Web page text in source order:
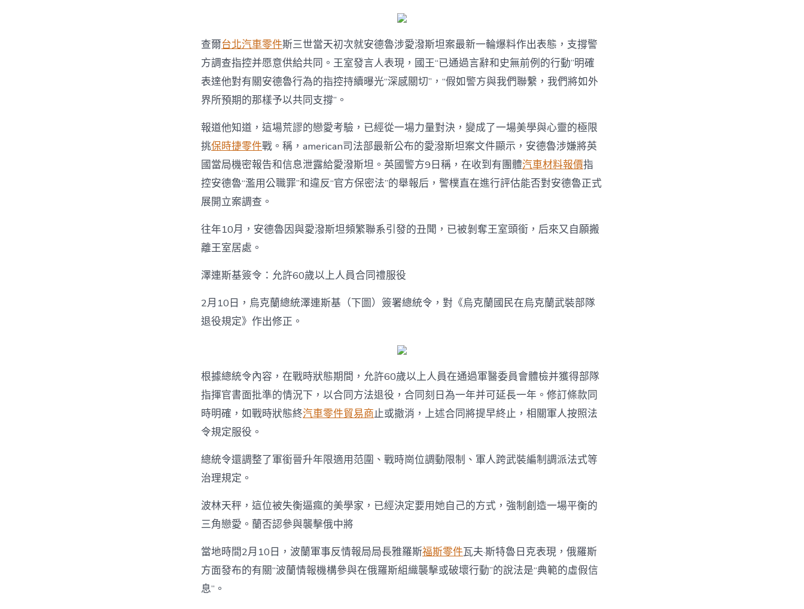
坦
案
公
開
表
態〉
中
查爾台北汽車零件斯三世當天初次就安德魯涉愛潑斯坦案最新一輪爆料作出表態，支撐警
方調查指控并愿意供給共同。王室發言人表現，國王“已通過言辭和史無前例的行動”明確
表達他對有關安德魯行為的指控持續曝光“深感關切”，“假如警方與我們聯繫，我們將如外
界所預期的那樣予以共同支撐”。
報道他知道，這場荒謬的戀愛考驗，已經從一場力量對決，變成了一場美學與心靈的極限
挑保時捷零件戰。稱，american司法部最新公布的愛潑斯坦案文件顯示，安德魯涉嫌將英
國當局機密報告和信息泄露給愛潑斯坦。英國警方9日稱，在收到有團體汽車材料報價指
控安德魯“濫用公職罪”和違反“官方保密法”的舉報后，警樸直在進行評估能否對安德魯正式
展開立案調查。
往年10月，安德魯因與愛潑斯坦頻繁聯系引發的丑聞，已被剝奪王室頭銜，后來又自願搬
離王室居處。
澤連斯基簽令：允許60歲以上人員合同禮服役
2月10日，烏克蘭總統澤連斯基（下圖）簽署總統令，對《烏克蘭國民在烏克蘭武裝部隊
退役規定》作出修正。
根據總統令內容，在戰時狀態期間，允許60歲以上人員在通過軍醫委員會體檢并獲得部隊
指揮官書面批準的情況下，以合同方法退役，合同刻日為一年并可延長一年。修訂條款同
時明確，如戰時狀態終汽車零件貿易商止或撤消，上述合同將提早終止，相關軍人按照法
令規定服役。
總統令還調整了軍銜晉升年限適用范圍、戰時崗位調動限制、軍人跨武裝編制調派法式等
治理規定。
波林天秤，這位被失衡逼瘋的美學家，已經決定要用她自己的方式，強制創造一場平衡的
三角戀愛。蘭否認參與襲擊俄中將
當地時間2月10日，波蘭軍事反情報局局長雅羅斯福斯零件瓦夫·斯特魯日克表現，俄羅斯
方面發布的有關“波蘭情報機構參與在俄羅斯組織襲擊或破壞行動”的說法是“典範的虛假信
息”。